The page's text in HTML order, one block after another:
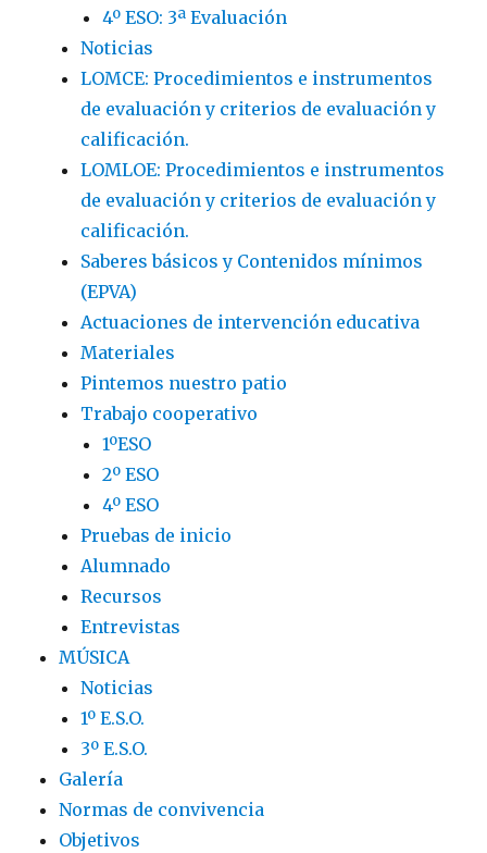
4º ESO: 3ª Evaluación
Noticias
LOMCE: Procedimientos e instrumentos
de evaluación y criterios de evaluación y
calificación.
LOMLOE: Procedimientos e instrumentos
de evaluación y criterios de evaluación y
calificación.
Saberes básicos y Contenidos mínimos
(EPVA)
Actuaciones de intervención educativa
Materiales
Pintemos nuestro patio
Trabajo cooperativo
1ºESO
2º ESO
4º ESO
Pruebas de inicio
Alumnado
Recursos
Entrevistas
MÚSICA
Noticias
1º E.S.O.
3º E.S.O.
Galería
Normas de convivencia
Objetivos